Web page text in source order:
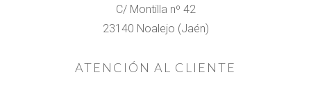
C/ Montilla nº 42
23140 Noalejo (Jaén)
ATENCIÓN AL CLIENTE